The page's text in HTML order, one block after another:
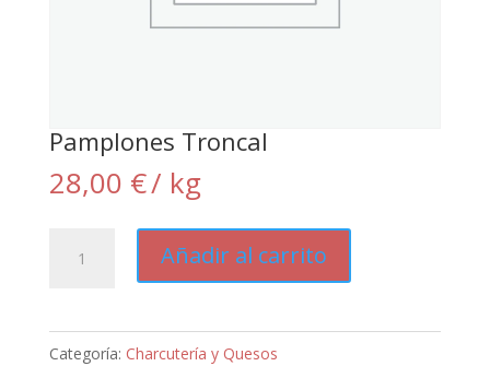
Pamplones Troncal
28,00 €/ kg
Troncal
Añadir al carrito
Categoría: Charcutería y Quesos